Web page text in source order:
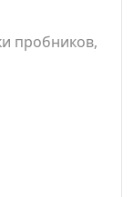
пробников,